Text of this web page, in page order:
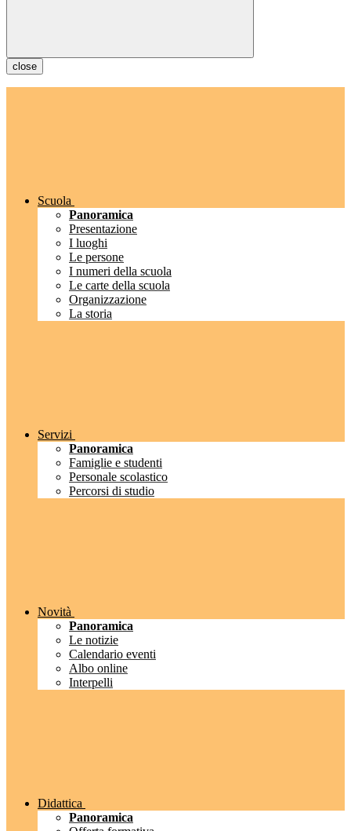
close
Scuola
Panoramica
Presentazione
I luoghi
Le persone
I numeri della scuola
Le carte della scuola
Organizzazione
La storia
Servizi
Panoramica
Famiglie e studenti
Personale scolastico
Percorsi di studio
Novità
Panoramica
Le notizie
Calendario eventi
Albo online
Interpelli
Didattica
Panoramica